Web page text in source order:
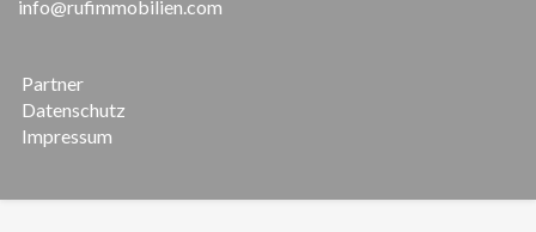
info@rufimmobilien.com
Partner
Datenschutz
Impressum